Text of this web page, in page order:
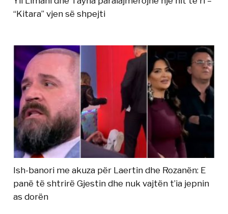
“Kitara” vjen së shpejti
Ish-banori me akuza për Laertin dhe Rozanën: E
panë të shtrirë Gjestin dhe nuk vajtën t’ia jepnin
as dorën